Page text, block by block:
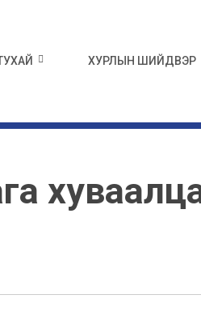
ХУРЛЫН ШИЙДВЭР